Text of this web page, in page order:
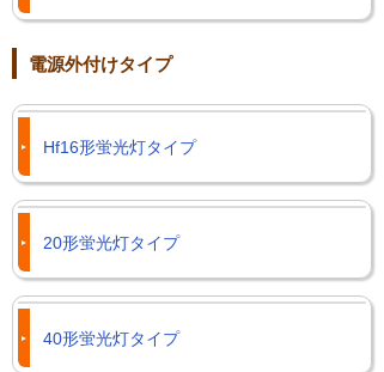
電源外付けタイプ
Hf16形蛍光灯タイプ
20形蛍光灯タイプ
40形蛍光灯タイプ